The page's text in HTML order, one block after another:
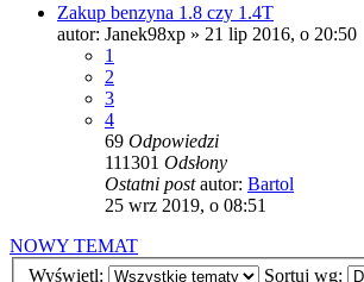
Zakup benzyna 1.8 czy 1.4T
autor: Janek98xp » 21 lip 2016, o 20:50
1
2
3
4
69 Odpowiedzi
111301 Odsłony
Ostatni postautor: Bartol
25 wrz 2019, o 08:51
NOWY TEMAT
Wyświetl:
Sortuj wg: